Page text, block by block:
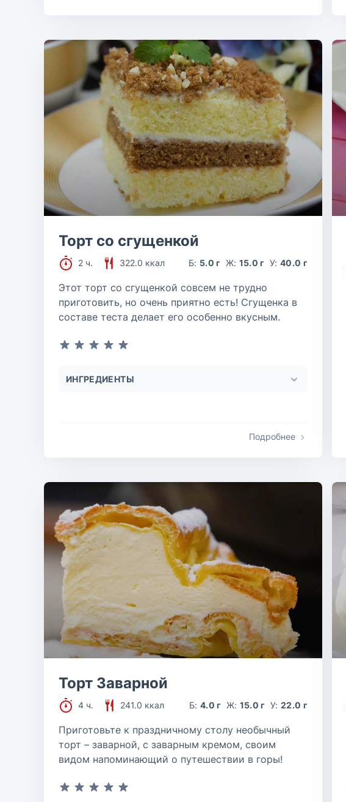
Торт со сгущенкой
2 ч. 322.0 ккал Б: 5.0 г Ж: 15.0 г У: 40.0 г
Этот торт со сгущенкой совсем не трудно
приготовить, но очень приятно есть! Сгущенка в
составе теста делает его особенно вкусным.
ИНГРЕДИЕНТЫ
Подробнее
Торт Заварной
4 ч. 241.0 ккал Б: 4.0 г Ж: 15.0 г У: 22.0 г
Приготовьте к праздничному столу необычный
торт – заварной, с заварным кремом, своим
видом напоминающий о путешествии в горы!